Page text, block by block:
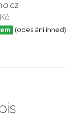
(odeslání ihned)